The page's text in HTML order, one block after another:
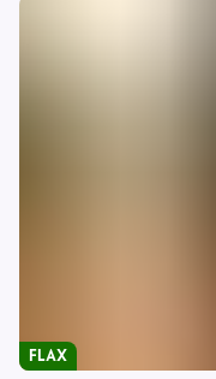
FLAX